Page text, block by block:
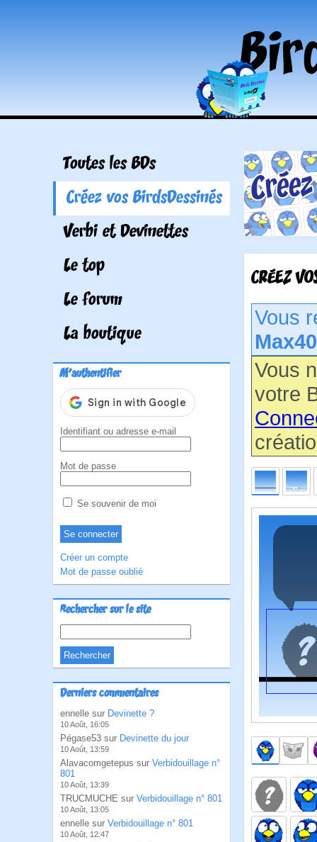
Toutes les BDs
Créez vos BirdsDessinés
Verbi et Devinettes
Le top
Le forum
La boutique
M'authentifier
Identifiant ou adresse e-mail
Mot de passe
Se souvenir de moi
Créer un compte
Mot de passe oublié
Rechercher sur le site
Derniers commentaires
ennelle sur Devinette ?
10 Août, 16:05
Pégase53 sur Devinette du jour
10 Août, 13:59
Alavacomgetepus sur Verbidouillage n°
801
10 Août, 13:39
TRUCMUCHE sur Verbidouillage n° 801
10 Août, 13:05
ennelle sur Verbidouillage n° 801
10 Août, 12:47
CRÉEZ
Vous
Vous
votre